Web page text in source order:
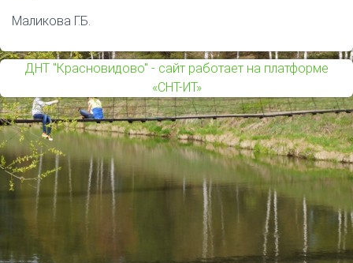
Маликова Г.Б.
ДНТ "Красновидово" - сайт работает на платформе
«СНТ-ИТ»